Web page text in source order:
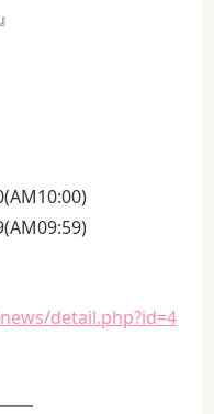
detail.php?id=4